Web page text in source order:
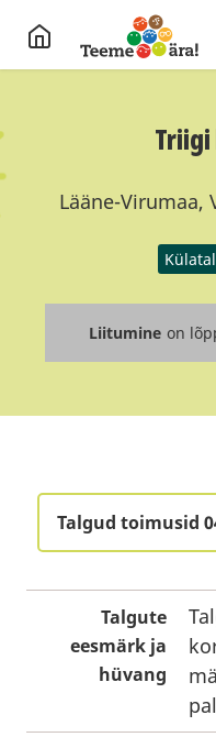
Lääne-Virumaa,
Liitumine on
Talgud toimusid
Talgute
eesmärk ja
hüvang